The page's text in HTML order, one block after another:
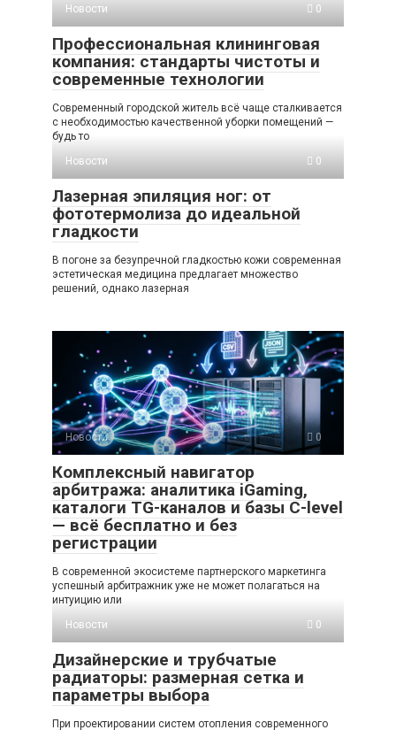
Новости
0
Профессиональная клининговая
компания: стандарты чистоты и
современные технологии
Современный городской житель всё чаще сталкивается
с необходимостью качественной уборки помещений —
будь то
Новости
0
Лазерная эпиляция ног: от
фототермолиза до идеальной
гладкости
В погоне за безупречной гладкостью кожи современная
эстетическая медицина предлагает множество
решений, однако лазерная
Новости 0
Комплексный навигатор
арбитража: аналитика iGaming,
каталоги TG-каналов и базы C-level
— всё бесплатно и без
регистрации
В современной экосистеме партнерского маркетинга
успешный арбитражник уже не может полагаться на
интуицию или
Новости
0
Дизайнерские и трубчатые
радиаторы: размерная сетка и
параметры выбора
При проектировании систем отопления современного